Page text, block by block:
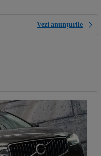
Vezi anunțurile